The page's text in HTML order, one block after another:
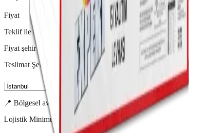
Fiyat
Teklif ile belirlenir
Fiyat şehir ve miktara göre değişir.
Teslimat Şehri
📍 Bölgesel avantaj
Lojistik Minimum ·